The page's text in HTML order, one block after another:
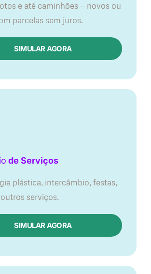
e até caminhões — novos ou
parcelas sem juros.
SIMULAR AGORA
de Serviços
plástica, intercâmbio, festas,
serviços.
SIMULAR AGORA